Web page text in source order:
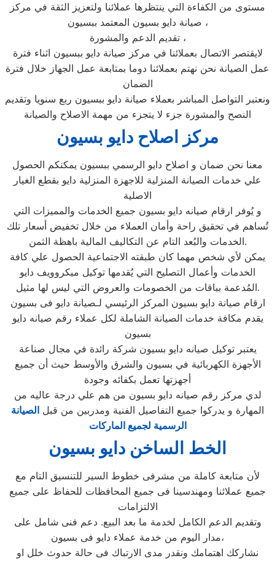
مستوى من الكفاءة التي ينتظرها عملائنا ولتعزيز الثقة في مركز
صيانة دايو بسيون المعتمد ببسيون ،
تقديم الدعم والمشورة ،
لايقتصر الاتصال بعملائنا في مركز صيانة دايو ببسيون اثناء فترة
عمل الصيانة نحن نهتم بعملائنا دوما بمتابعة عمل الجهاز خلال فترة
الضمان
ونعتبر التواصل المباشر بعملاء صيانة دايو ببسيون ربع سنويا وتقديم
النصح والمشورة جزء لا يتجزء من مهمة الاصلاح والصيانة
مركز اصلاح دايو بسيون
معنا نحن ضمان و اصلاح دايو الرسمي ببسيون يمكنكم الحصول
علي خدمات الصيانة المنزلية للاجهزة المنزلية دايو بقطع الغيار
الاصلية
و يُوفر ارقام صيانه دايو بسيون جميع الخدمات والمميزات التي
تُساهم في تحقيق راحة وأمان العملاء من خلال تخفيض أسعار تلك
الخدمات والبُعد التام عن التكاليف المالية باهظة الثمن.
يمكن لأي شخص مهما كان طبقته الاجتماعية الحصول علي كافة
الخدمات وأعمال التصليح التي يُقدمها توكيل ميكروويف دايو
المُدعمة بباقات من الخصومات والعروض التي ليس لها مثيل.
ارقام صيانة دايو بسيون المركز الرئيسي لـصيانة دايو فى بسيون
يقدم مكافة خدمات الصيانة الشاملة لكل عملاء رقم صيانه دايو
بسيون
يعتبر توكيل صيانه دايو بسيون شركة رائدة في مجال صناعة
الأجهزة الكهربائية في بسيون والشرق والأوسط حيث أن جميع
أجهزتها تعمل بكفائه وجودة
لدي مركز رقم صيانه دايو بسيون من هم علي درجة عاليه من
المهارة و يدركوا جميع التفاصيل الفنية ومدربين من قبل الصيانة
الرسمية لجميع الماركات
الخط الساخن دايو بسيون
لأن متابعة كاملة من مشرفى خطوط السير للتنسيق التام مع
جميع عملائنا ومهندسينا فى جميع المحافظات للحفاظ على جميع
الالتزامات
وتقديم الدعم الكامل لخدمة ما بعد البيع. دعم فنى شامل على
مدار اليوم من خدمة عملاء دايو فى بسيون،
نشاركك اهتمامك ونقدر مدى الارتباك فى حالة حدوث خلل او